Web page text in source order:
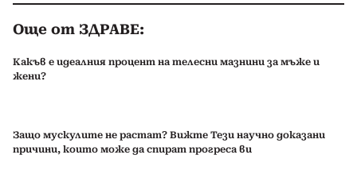
Още от ЗДРАВЕ:
Какъв е идеалния процент на телесни мазнини за мъже и
жени?
Защо мускулите не растат? Вижте Тези научно доказани
причини, които може да спират прогреса ви